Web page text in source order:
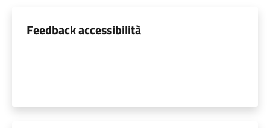
Feedback accessibilità